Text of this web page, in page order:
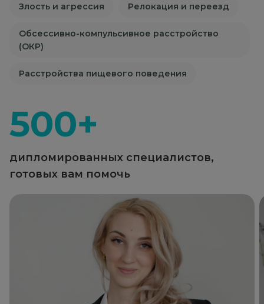
Злость и агрессия Релокация и переезд
Обсессивно-компульсивное расстройство
(ОКР)
Расстройства пищевого поведения
500+
дипломированных специалистов,
готовых вам помочь